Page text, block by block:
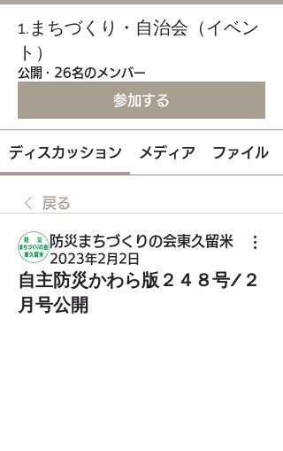
1.まちづくり・自治会（イベン
ト）
公開 · 26名のメンバー
参加する
ディスカッション メディア ファイル
戻る
防災まちづくりの会東久留米
2023年2月2日
自主防災かわら版２４８号/２
月号公開